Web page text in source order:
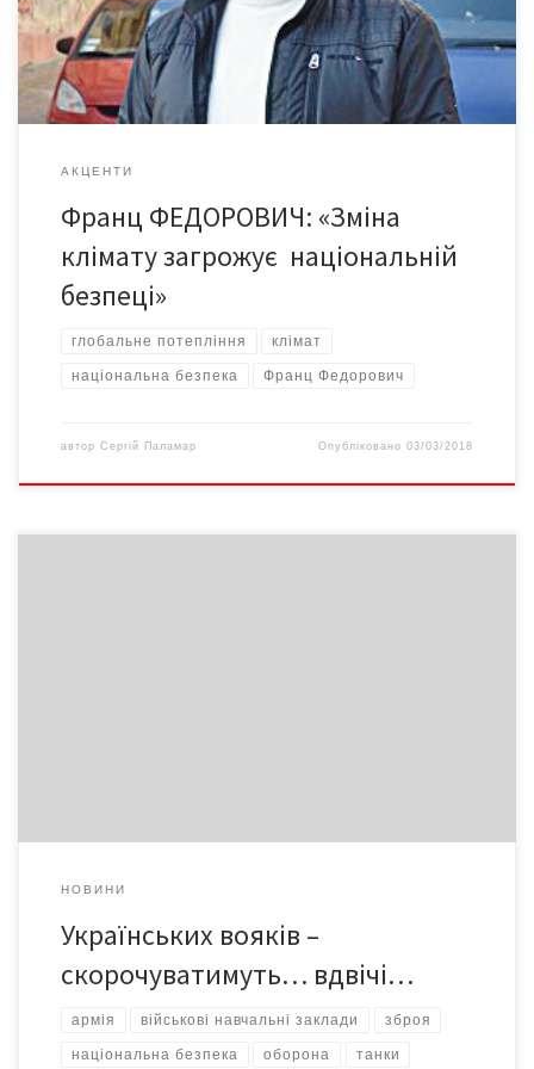
клімату. «А днями зателефонували друзі з Риму, – розповів
наш експерт з політичних […]
АКЦЕНТИ
Франц ФЕДОРОВИЧ: «Зміна
клімату загрожує національній
безпеці»
глобальне потепління клімат
національна безпека Франц Федорович
автор Сергій Паламар Опубліковано03/03/2018
НОВИНИ
Українських вояків –
скорочуватимуть… вдвічі…
армія військові навчальні заклади зброя
національна безпека оборона танки